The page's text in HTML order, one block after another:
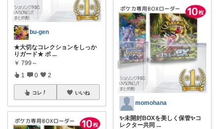
bu-gen
★大切なコレクションをしっか
りガード★ ポ ...
￥ 799～
1 0 2
コレ いいね
momohana
✨未開封BOXを美しく保管✨コ
レクター共同 ...